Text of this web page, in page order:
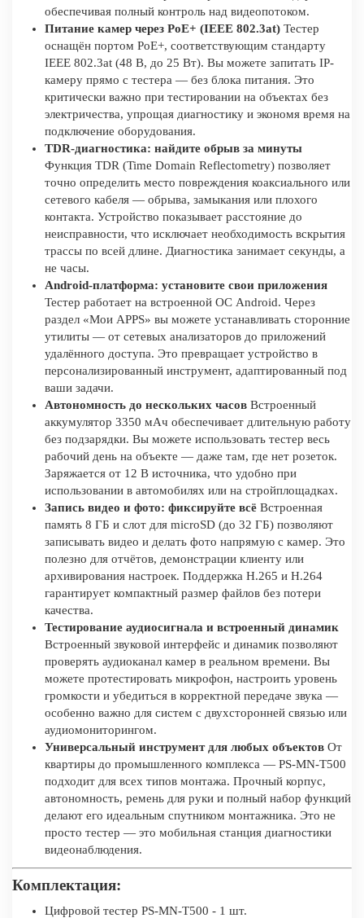
обеспечивая полный контроль над видеопотоком.
Питание камер через PoE+ (IEEE 802.3at) Тестер
оснащён портом PoE+, соответствующим стандарту
IEEE 802.3at (48 В, до 25 Вт). Вы можете запитать IP-
камеру прямо с тестера — без блока питания. Это
критически важно при тестировании на объектах без
электричества, упрощая диагностику и экономя время на
подключение оборудования.
TDR-диагностика: найдите обрыв за минуты
Функция TDR (Time Domain Reflectometry) позволяет
точно определить место повреждения коаксиального или
сетевого кабеля — обрыва, замыкания или плохого
контакта. Устройство показывает расстояние до
неисправности, что исключает необходимость вскрытия
трассы по всей длине. Диагностика занимает секунды, а
не часы.
Android-платформа: установите свои приложения
Тестер работает на встроенной ОС Android. Через
раздел «Мои APPS» вы можете устанавливать сторонние
утилиты — от сетевых анализаторов до приложений
удалённого доступа. Это превращает устройство в
персонализированный инструмент, адаптированный под
ваши задачи.
Автономность до нескольких часов Встроенный
аккумулятор 3350 мАч обеспечивает длительную работу
без подзарядки. Вы можете использовать тестер весь
рабочий день на объекте — даже там, где нет розеток.
Заряжается от 12 В источника, что удобно при
использовании в автомобилях или на стройплощадках.
Запись видео и фото: фиксируйте всё Встроенная
память 8 ГБ и слот для microSD (до 32 ГБ) позволяют
записывать видео и делать фото напрямую с камер. Это
полезно для отчётов, демонстрации клиенту или
архивирования настроек. Поддержка H.265 и H.264
гарантирует компактный размер файлов без потери
качества.
Тестирование аудиосигнала и встроенный динамик
Встроенный звуковой интерфейс и динамик позволяют
проверять аудиоканал камер в реальном времени. Вы
можете протестировать микрофон, настроить уровень
громкости и убедиться в корректной передаче звука —
особенно важно для систем с двухсторонней связью или
аудиомониторингом.
Универсальный инструмент для любых объектов От
квартиры до промышленного комплекса — PS-MN-T500
подходит для всех типов монтажа. Прочный корпус,
автономность, ремень для руки и полный набор функций
делают его идеальным спутником монтажника. Это не
просто тестер — это мобильная станция диагностики
видеонаблюдения.
Комплектация:
Цифровой тестер PS-MN-T500 - 1 шт.